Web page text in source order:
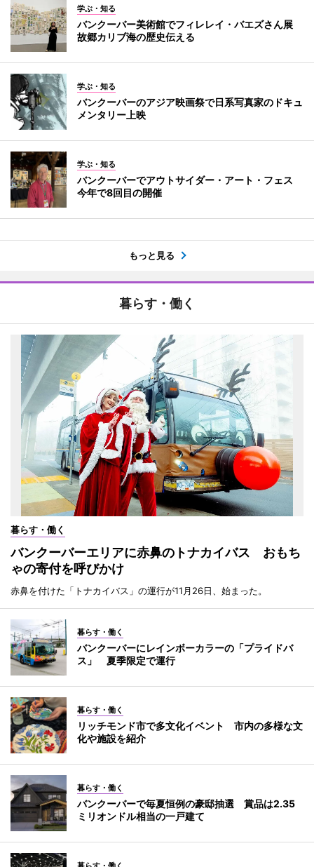
学ぶ・知る
バンクーバー美術館でフィレレイ・バエズさん展
故郷カリブ海の歴史伝える
学ぶ・知る
バンクーバーのアジア映画祭で日系写真家のドキュ
メンタリー上映
学ぶ・知る
バンクーバーでアウトサイダー・アート・フェス
今年で8回目の開催
もっと見る
暮らす・働く
暮らす・働く
バンクーバーエリアに赤鼻のトナカイバス おもち
ゃの寄付を呼びかけ
赤鼻を付けた「トナカイバス」の運行が11月26日、始まった。
暮らす・働く
バンクーバーにレインボーカラーの「プライドバ
ス」 夏季限定で運行
暮らす・働く
リッチモンド市で多文化イベント 市内の多様な文
化や施設を紹介
暮らす・働く
バンクーバーで毎夏恒例の豪邸抽選 賞品は2.35
ミリオンドル相当の一戸建て